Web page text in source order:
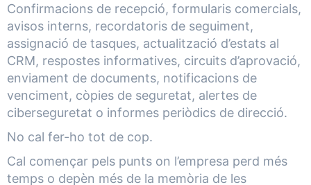
Confirmacions de recepció, formularis comercials,
avisos interns, recordatoris de seguiment,
assignació de tasques, actualització d’estats al
CRM, respostes informatives, circuits d’aprovació,
enviament de documents, notificacions de
venciment, còpies de seguretat, alertes de
ciberseguretat o informes periòdics de direcció.
No cal fer-ho tot de cop.
Cal començar pels punts on l’empresa perd més
temps o depèn més de la memòria de les